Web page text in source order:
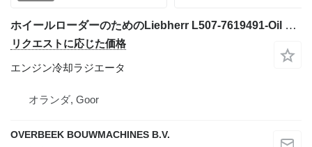
ホイールローダーのためのLiebherr L507-7619491-Oil cooler/Ölkühler/Oliekoeler エンジン冷却ラジエータ
リクエストに応じた価格
エンジン冷却ラジエータ
オランダ, Goor
OVERBEEK BOUWMACHINES B.V.